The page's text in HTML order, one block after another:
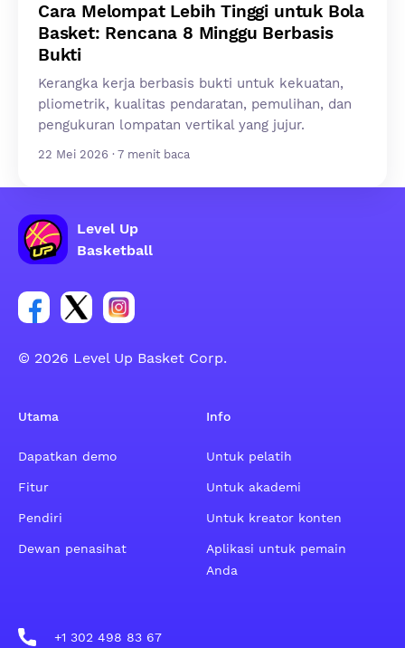
Cara Melompat Lebih Tinggi untuk Bola
Basket: Rencana 8 Minggu Berbasis
Bukti
Kerangka kerja berbasis bukti untuk kekuatan,
pliometrik, kualitas pendaratan, pemulihan, dan
pengukuran lompatan vertikal yang jujur.
22 Mei 2026 · 7 menit baca
Level Up
Basketball
Tautan untuk grup sosial akun Facebook
Tautan untuk grup sosial akun Tweeter
Tautan untuk grup sosial akun Instagram
© 2026 Level Up Basket Corp.
Utama
Dapatkan demo
Fitur
Pendiri
Dewan penasihat
Info
Untuk pelatih
Untuk akademi
Untuk kreator konten
Aplikasi untuk pemain
Anda
+1 302 498 83 67